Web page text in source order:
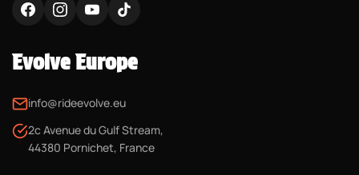
Evolve Europe
info@rideevolve.eu
2c Avenue du Gulf Stream,
44380 Pornichet, France